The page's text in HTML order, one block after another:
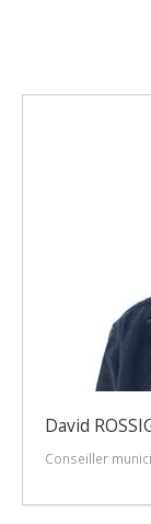
David
Conseiller